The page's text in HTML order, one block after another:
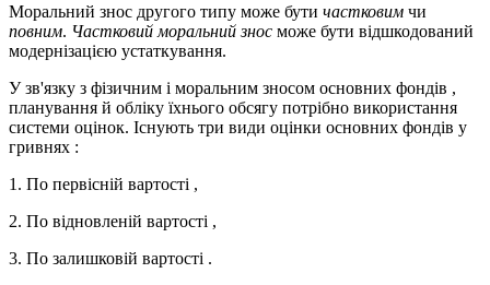
Моральний знос другого типу може бути частковим чи
повним. Частковий моральний знос може бути відшкодований
модернізацією устаткування.
У зв'язку з фізичним і моральним зносом основних фондів ,
планування й обліку їхнього обсягу потрібно використання
системи оцінок. Існують три види оцінки основних фондів у
гривнях :
1. По первісній вартості ,
2. По відновленій вартості ,
3. По залишковій вартості .